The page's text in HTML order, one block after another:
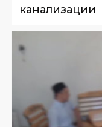
канализации